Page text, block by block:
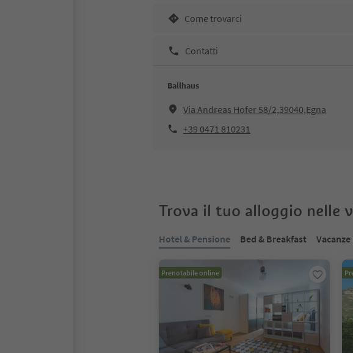
Come trovarci
Contatti
Ballhaus
Via Andreas Hofer 58/2,39040,Egna
+39 0471 810231
Trova il tuo alloggio nelle
Hotel & Pensione Bed & Breakfast
Prenotabile online